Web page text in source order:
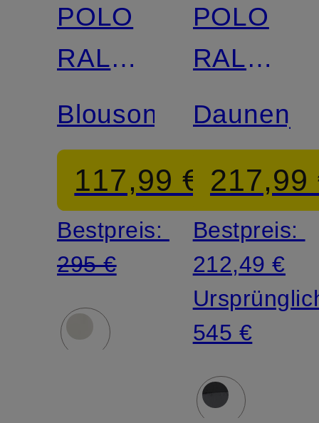
POLO
RALPH
LAUREN
Blouson
117,99 €
Bestpreis:
295 €
POLO
RALPH
LAUREN
217,99
Bestpreis:
212,49 €
545 €